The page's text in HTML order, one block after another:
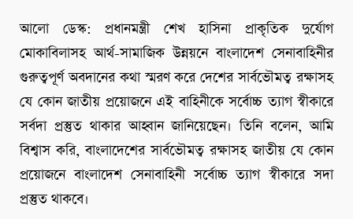
আলো ডেস্ক: প্রধানমন্ত্রী শেখ হাসিনা প্রাকৃতিক দুর্যোগ
মোকাবিলাসহ আর্থ-সামাজিক উন্নয়নে বাংলাদেশ সেনাবাহিনীর
গুরুত্বপূর্ণ অবদানের কথা স্মরণ করে দেশের সার্বভৌমত্ব রক্ষাসহ
যে কোন জাতীয় প্রয়োজনে এই বাহিনীকে সর্বোচ্চ ত্যাগ স্বীকারে
সর্বদা প্রস্তুত থাকার আহ্বান জানিয়েছেন। তিনি বলেন, আমি
বিশ্বাস করি, বাংলাদেশের সার্বভৌমত্ব রক্ষাসহ জাতীয় যে কোন
প্রয়োজনে বাংলাদেশ সেনাবাহিনী সর্বোচ্চ ত্যাগ স্বীকারে সদা
প্রস্তুত থাকবে।